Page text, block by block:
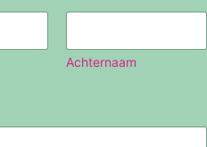
Achternaam